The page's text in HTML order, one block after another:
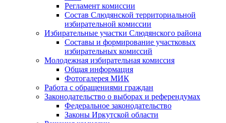
Регламент комиссии
Состав Слюдянской территориальной
избирательной комиссии
Избирательные участки Слюдянского района
Составы и формирование участковых
избирательных комиссий
Молодежная избирательная комиссия
Общая информация
Фотогалерея МИК
Работа с обращениями граждан
Законодательство о выборах и референдумах
Федеральное законодательство
Законы Иркутской области